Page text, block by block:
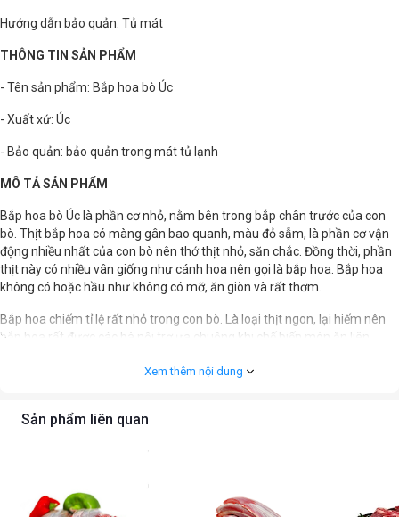
Hướng dẫn bảo quản: Tủ mát
THÔNG TIN SẢN PHẨM
- Tên sản phẩm: Bắp hoa bò Úc
- Xuất xứ: Úc
- Bảo quản: bảo quản trong mát tủ lạnh
MÔ TẢ SẢN PHẨM
Bắp hoa bò Úc là phần cơ nhỏ, nằm bên trong bắp chân trước của con
bò. Thịt bắp hoa có màng gân bao quanh, màu đỏ sẫm, là phần cơ vận
động nhiều nhất của con bò nên thớ thịt nhỏ, săn chắc. Đồng thời, phần
thịt này có nhiều vân giống như cánh hoa nên gọi là bắp hoa. Bắp hoa
không có hoặc hầu như không có mỡ, ăn giòn và rất thơm.
Bắp hoa chiếm tỉ lệ rất nhỏ trong con bò. Là loại thịt ngon, lại hiếm nên
bắp hoa rất được các bà nội trợ ưa chuộng khi chế biến món ăn liên
người ưa thích, bắp hoa đặc biệt ngon khi làm món phở hoặc bắp hoa
GIÁ TRỊ DINH DƯỠNG
Trong 100g hoa bò Úc chứa: 18.5g protein, 19g chất béo, 7.5g chất béo
Ngoài ra, bắp hoa bò còn chứa lượng vitamin và khoáng chất tuyệt vời:
Xem thêm nội dung
Sản phẩm liên quan